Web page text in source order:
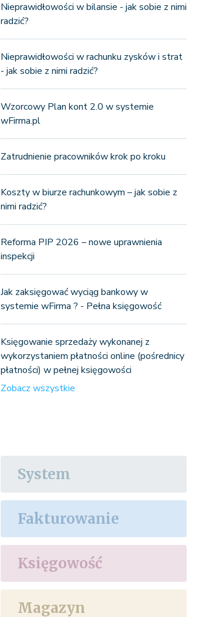
Nieprawidłowości w bilansie - jak sobie z nimi
radzić?
Nieprawidłowości w rachunku zysków i strat
- jak sobie z nimi radzić?
Wzorcowy Plan kont 2.0 w systemie
wFirma.pl
Zatrudnienie pracowników krok po kroku
Koszty w biurze rachunkowym – jak sobie z
nimi radzić?
Reforma PIP 2026 – nowe uprawnienia
inspekcji
Jak zaksięgować wyciąg bankowy w
systemie wFirma ? - Pełna księgowość
Księgowanie sprzedaży wykonanej z
wykorzystaniem płatności online (pośrednicy
płatności) w pełnej księgowości
Zobacz wszystkie
System
Fakturowanie
Księgowość
Magazyn